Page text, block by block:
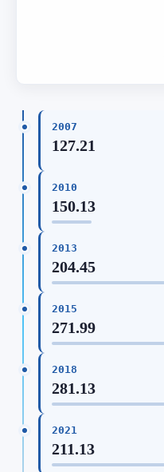
2007
127.21
2010
150.13
2013
204.45
2015
271.99
2018
281.13
2021
211.13